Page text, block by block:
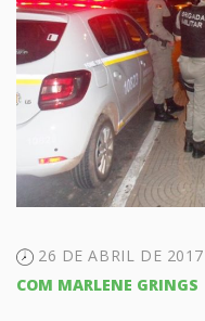
26 DE ABRIL DE 2017
COM MARLENE GRINGS